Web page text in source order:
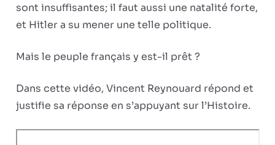
sont insuffisantes; il faut aussi une natalité forte,
et Hitler a su mener une telle politique.
Mais le peuple français y est-il prêt ?
Dans cette vidéo, Vincent Reynouard répond et
justifie sa réponse en s’appuyant sur l’Histoire.